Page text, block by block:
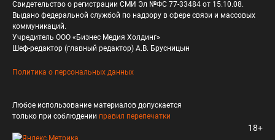
Свидетельство о регистрации СМИ Эл №ФС 77-33484 от 15.10.08.
Выдано федеральной службой по надзору в сфере связи и массовых
коммуникаций.
Учредитель ООО «Бизнес Медия Холдинг»
Шеф-редактор (главный редактор) А.В. Брусницын
Политика о персональных данных
Любое использование материалов допускается
только при соблюдении правил перепечатки
18+